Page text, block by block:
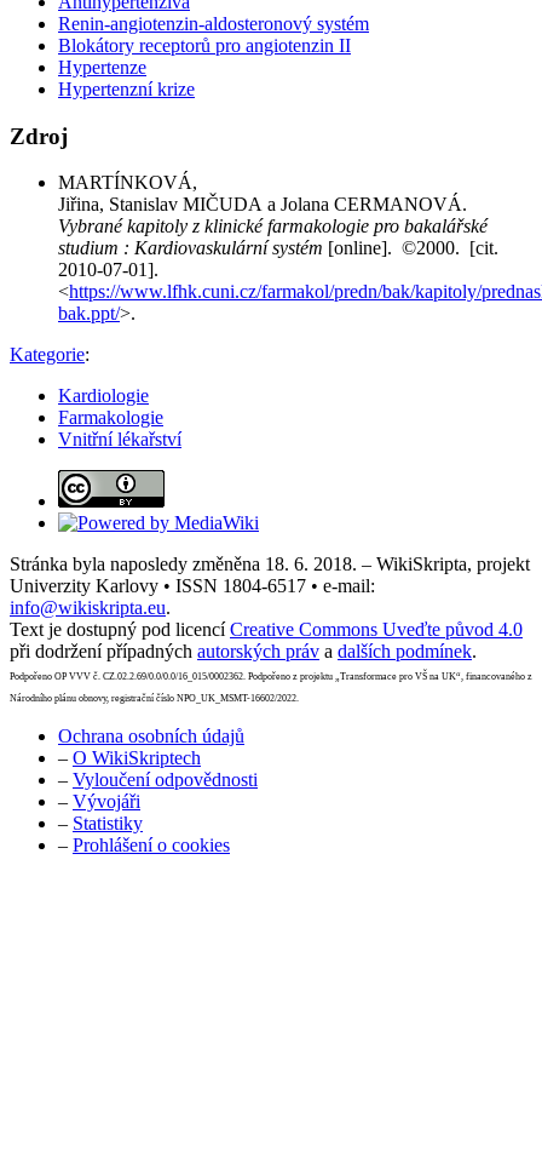
Renin-angiotenzin-aldosteronový systém
Blokátory receptorů pro angiotenzin II
Hypertenze
Hypertenzní krize
Zdroj
MARTÍNKOVÁ,
Jiřina, Stanislav MIČUDA a Jolana CERMANOVÁ.
Vybrané kapitoly z klinické farmakologie pro bakalářské
studium : Kardiovaskulární systém [online]. ©2000. [cit.
2010-07-01].
<https://www.lfhk.cuni.cz/farmakol/predn/bak/kapitoly/
bak.ppt/>.
Kategorie:
Kardiologie
Farmakologie
Vnitřní lékařství
Stránka byla naposledy změněna 18. 6. 2018. – WikiSkripta, projekt
Univerzity Karlovy • ISSN 1804-6517 • e-mail:
info@wikiskripta.eu.
Text je dostupný pod licencíCreative Commons Uveďte původ 4.0
při dodržení případných autorských práv a dalších podmínek.
Podpořeno OP VVV č. CZ.02.2.69/0.0/0.0/16_015/0002362. Podpořeno z projektu „Transformace pro VŠ na UK“, financovaného z
Národního plánu obnovy, registrační číslo NPO_UK_MSMT-16602/2022.
Ochrana osobních údajů
– O WikiSkriptech
– Vyloučení odpovědnosti
– Vývojáři
– Statistiky
– Prohlášení o cookies